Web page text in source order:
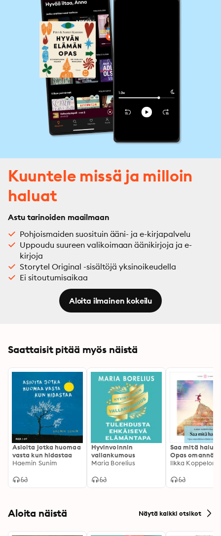
Kuuntele missä ja milloin
haluat
Astu tarinoiden maailmaan
Pohjoismaiden suosituin ääni- ja e-kirjapalvelu
Uppoudu suureen valikoimaan äänikirjoja ja e-
kirjoja
Storytel Original -sisältöjä yksinoikeudella
Ei sitoutumisaikaa
Aloita ilmainen kokeilu
Saattaisit pitää myös näistä
Asioita jotka huomaa
vasta kun hidastaa
Haemin Sunim
Hyvinvoinnin
vallankumous
Maria Borelius
Saa mitä
Opas
elämän
Ilkka
Aloita näistä Näytä kaikki otsikot